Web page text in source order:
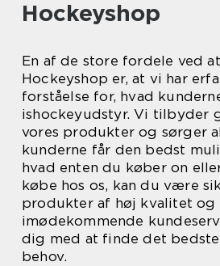
Hockeyshop
En af de store fordele ved
Hockeyshop er, at vi har
forståelse for, hvad
ishockeyudstyr. Vi tilbyder
vores produkter og sørger
kunderne får den bedst
hvad enten du køber on
købe hos os, kan du være
produkter af høj kvalitet og
imødekommende
dig med at finde det
behov.